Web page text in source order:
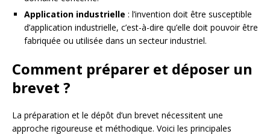
Application industrielle : l’invention doit être susceptible
d’application industrielle, c’est-à-dire qu’elle doit pouvoir être
fabriquée ou utilisée dans un secteur industriel.
Comment préparer et déposer un
brevet ?
La préparation et le dépôt d’un brevet nécessitent une
approche rigoureuse et méthodique. Voici les principales